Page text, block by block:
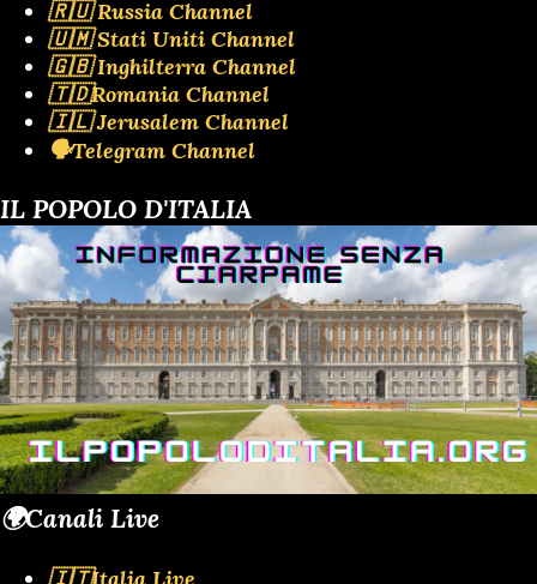
🇷🇺 Russia Channel
🇺🇲 Stati Uniti Channel
🇬🇧 Inghilterra Channel
🇹🇩Romania Channel
🇮🇱 Jerusalem Channel
🗣️Telegram Channel
IL POPOLO D'ITALIA
🌍Canali Live